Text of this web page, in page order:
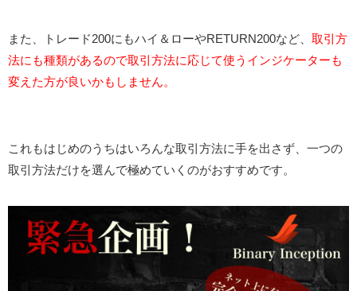
また、トレード200にもハイ＆ローやRETURN200など、 取引方
法にも種類があるので取引方法に応じて使うインジケーターも
変えた方が良いかもしません。
これもはじめのうちはいろんな取引方法に手を出さず、一つの
取引方法だけを選んで極めていくのがおすすめです。